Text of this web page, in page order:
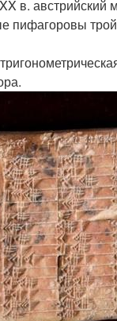
в. австрийский
пифагоровы